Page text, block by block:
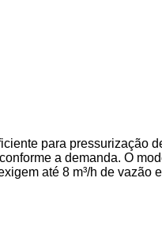
para pressurização
a demanda. O
até 8 m³/h de vazão